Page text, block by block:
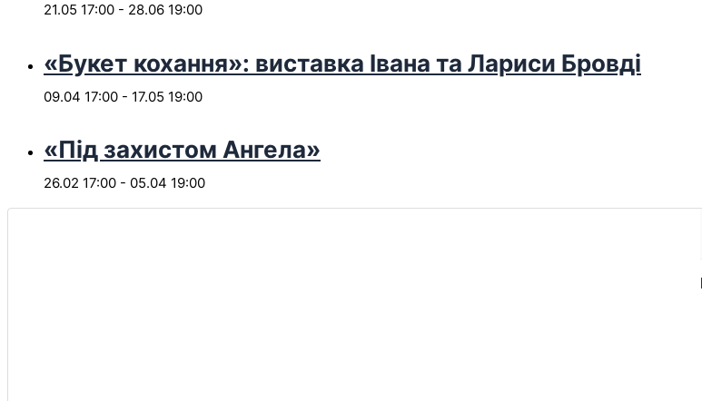
21.05 17:00 - 28.06 19:00
«Букет кохання»: виставка Івана та Лариси Бровді
09.04 17:00 - 17.05 19:00
«Під захистом Ангела»
26.02 17:00 - 05.04 19:00